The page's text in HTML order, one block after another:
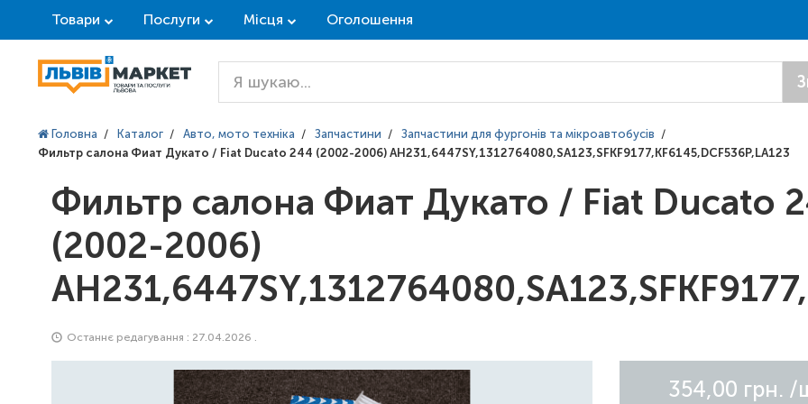
Товари Послуги Місця Оголошення
Головна / Каталог / Авто, мото техніка / Запчастини / Запчастини для фургонів та мікроавтобусів /
Фильтр салона Фиат Дукато / Fiat Ducato 244 (2002-2006) AH231,6447SY,1312764080,SA123,SFKF9177,KF6145,DCF536P,LA123
Фильтр салона Фиат Дукато / Fiat Ducato
(2002-2006)
Останнє редагування : 27.04.2026 .
354,00 грн. /